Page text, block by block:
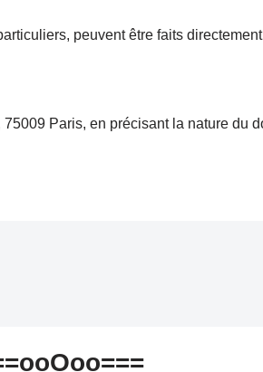
peuvent être faits
Paris, en précisant la nature